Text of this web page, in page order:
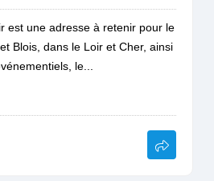
est une adresse à retenir pour le
Blois, dans le Loir et Cher, ainsi
le...